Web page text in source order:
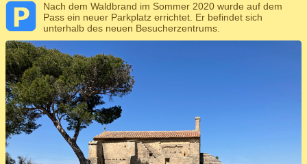
Nach dem Waldbrand im Sommer 2020 wurde auf dem
Pass ein neuer Parkplatz errichtet. Er befindet sich
unterhalb des neuen Besucherzentrums.